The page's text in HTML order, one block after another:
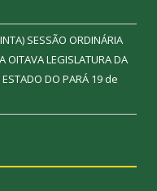
SESSÃO ORDINÁRIA
OITAVA LEGISLATURA DA
DO PARÁ 19 de